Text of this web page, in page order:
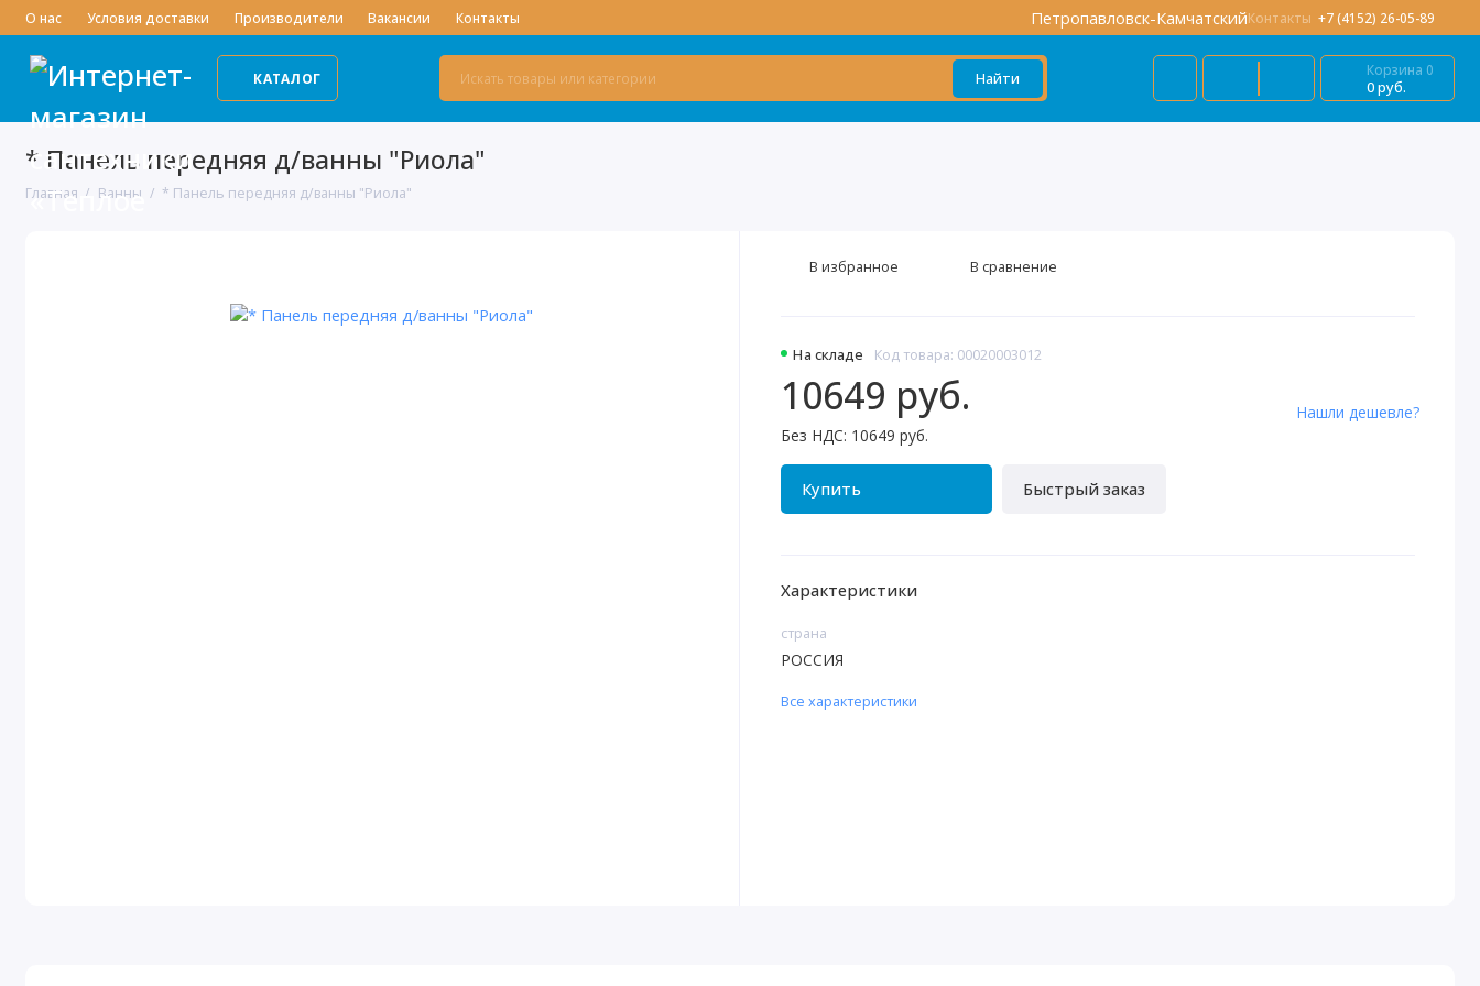
О нас Условия доставки Производители Вакансии Контакты Петропавловск-КамчатскийКонтакты +7 (4152) 26-05-89
КАТАЛОГ Найти Корзина 0
0 руб.
* Панель передняя д/ванны "Риола"
Главная Ванны * Панель передняя д/ванны "Риола"
На складе Код товара: 00020003012
10649 руб.
Без НДС: 10649 руб.
Купить Быстрый заказ
Нашли дешевле?
В избранное В сравнение
Характеристики
страна
РОССИЯ
Все характеристики